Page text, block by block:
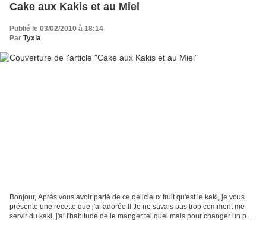
Cake aux Kakis et au Miel
Publié le 03/02/2010 à 18:14
Par Tyxia
Bonjour, Après vous avoir parlé de ce délicieux fruit qu'est le kaki, je vous
présente une recette que j'ai adorée !! Je ne savais pas trop comment me
servir du kaki, j'ai l'habitude de le manger tel quel mais pour changer un peu